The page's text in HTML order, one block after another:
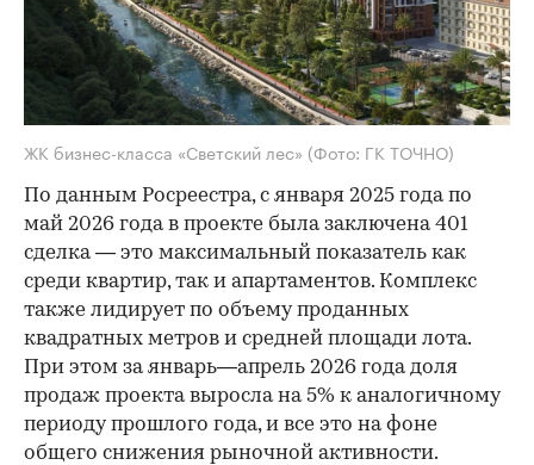
ЖК бизнес-класса «Светский лес» (Фото: ГК ТОЧНО)
По данным Росреестра, с января 2025 года по
май 2026 года в проекте была заключена 401
сделка — это максимальный показатель как
среди квартир, так и апартаментов. Комплекс
также лидирует по объему проданных
квадратных метров и средней площади лота.
При этом за январь—апрель 2026 года доля
продаж проекта выросла на 5% к аналогичному
периоду прошлого года, и все это на фоне
общего снижения рыночной активности.